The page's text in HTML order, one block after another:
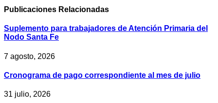
Publicaciones Relacionadas
Suplemento para trabajadores de Atención Primaria del
Nodo Santa Fe
7 agosto, 2026
Cronograma de pago correspondiente al mes de julio
31 julio, 2026